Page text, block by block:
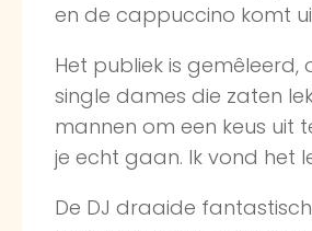
en de cappuccino komt
Het publiek is gemêleerd,
single dames die zaten
mannen om een keus uit
je echt gaan. Ik vond het
De DJ draaide